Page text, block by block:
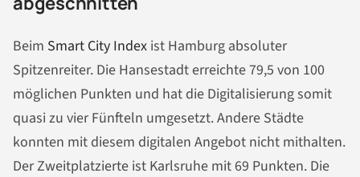
Beim Smart City Index ist Hamburg absoluter
Spitzenreiter. Die Hansestadt erreichte 79,5 von 100
möglichen Punkten und hat die Digitalisierung somit
quasi zu vier Fünfteln umgesetzt. Andere Städte
konnten mit diesem digitalen Angebot nicht mithalten.
Der Zweitplatzierte ist Karlsruhe mit 69 Punkten. Die